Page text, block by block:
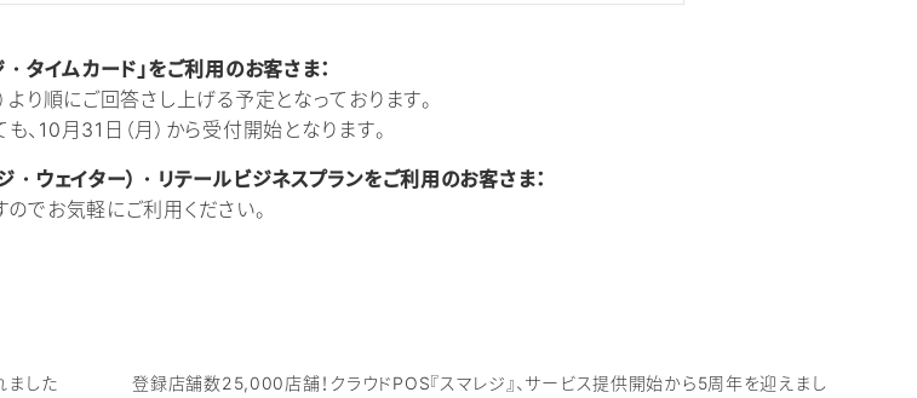
・タイムカード」をご利用のお客さま：
り順にご回答さし上げる予定となっております。
、10月31日（月）から受付開始となります。
・ウェイター）・リテールビジネスプランをご利用のお客さま：
のでお気軽にご利用ください。
ました
登録店舗数25,000店舗！クラウドPOS『スマレジ』、サービス提供開始から5周年を迎えまし